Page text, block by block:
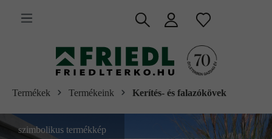
tartalomra
Termékek Termékeink Kerítés- és falazókövek
szimbolikus termékkép